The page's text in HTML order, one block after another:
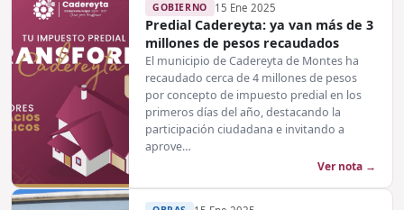
GOBIERNO 15 Ene 2025
Predial Cadereyta: ya van más de 3
millones de pesos recaudados
El municipio de Cadereyta de Montes ha
recaudado cerca de 4 millones de pesos
por concepto de impuesto predial en los
primeros días del año, destacando la
participación ciudadana e invitando a
aprove…
Ver nota →